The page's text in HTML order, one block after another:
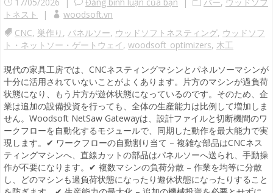
トネスト
|
woodsoft.vn
CNC, 巣作り , パネルソー, ウッドソフトネスティング, ウッドソフ
ト・ネットソー・ゲートウェイ, woodsoft_optimizers, 木工
現代の家具工房では、CNCネスティングマシンとパネルソーマシンが
十分に活用されていないことがよくあります。片方のマシンが過負荷
状態になり、もう片方が遊休状態になっているのです。そのため、企
業は追加の設備投資を行っても、全体の生産能力は比例して増加しま
せん。Woodsoft NetSaw Gatewayは、設計ファイルと切断機間のワ
ークフローを自動化するモジュールで、同期した動作を最大能力で実
現します。✔ ワークフローの自動割り当て – 複雑な部品はCNCネス
ティングマシンへ、直線カットの部品はパネルソーへ送られ、手動操
作が不要になります。✔ 複数マシンの負荷分散 – 作業を均等に分散
し、どのマシンも過負荷状態になったり遊休状態になったりすること